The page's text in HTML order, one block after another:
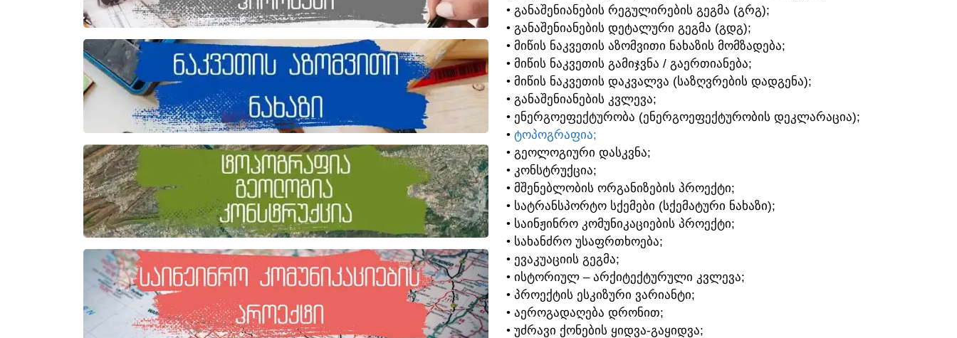
• ᲒᲐᲜᲐᲨᲔᲜᲘᲐᲜᲔᲑᲘᲡ ᲠᲔᲒᲣᲚᲘᲠᲔᲑᲘᲡ ᲒᲔᲒᲛᲐ (ᲒᲠᲒ);
• ᲒᲐᲜᲐᲨᲔᲜᲘᲐᲜᲔᲑᲘᲡ ᲓᲔᲢᲐᲚᲣᲠᲘ ᲒᲔᲒᲛᲐ (ᲒᲓᲒ);
• ᲛᲘᲬᲘᲡ ᲜᲐᲙᲕᲔᲗᲘᲡ ᲐᲖᲝᲛᲕᲘᲗᲘ ᲜᲐᲮᲐᲖᲘᲡ ᲛᲝᲛᲖᲐᲓᲔᲑᲐ;
• ᲛᲘᲬᲘᲡ ᲜᲐᲙᲕᲔᲗᲘᲡ ᲒᲐᲛᲘᲯᲕᲜᲐ / ᲒᲐᲔᲠᲗᲘᲐᲜᲔᲑᲐ;
• ᲛᲘᲬᲘᲡ ᲜᲐᲙᲕᲔᲗᲘᲡ ᲓᲐᲙᲕᲐᲚᲕᲐ (ᲡᲐᲖᲦᲕᲠᲔᲑᲘᲡ ᲓᲐᲓᲒᲔᲜᲐ);
• ᲒᲐᲜᲐᲨᲔᲜᲘᲐᲜᲔᲑᲘᲡ ᲙᲕᲚᲔᲕᲐ;
• ᲔᲜᲔᲠᲒᲝᲔᲤᲔᲥᲢᲣᲠᲝᲑᲐ (ᲔᲜᲔᲠᲒᲝᲔᲤᲔᲥᲢᲣᲠᲝᲑᲘᲡ ᲓᲔᲙᲚᲐᲠᲐᲪᲘᲐ);
• ᲢᲝᲞᲝᲒᲠᲐᲤᲘᲐ;
• ᲒᲔᲝᲚᲝᲒᲘᲣᲠᲘ ᲓᲐᲡᲙᲕᲜᲐ;
• ᲙᲝᲜᲡᲢᲠᲣᲥᲪᲘᲐ;
• ᲛᲨᲔᲜᲔᲑᲚᲝᲑᲘᲡ ᲝᲠᲒᲐᲜᲘᲖᲔᲑᲘᲡ ᲞᲠᲝᲔᲥᲢᲘ;
• ᲡᲐᲢᲠᲐᲜᲡᲞᲝᲠᲢᲝ ᲡᲥᲔᲛᲔᲑᲘ (ᲡᲥᲔᲛᲐᲢᲣᲠᲘ ᲜᲐᲮᲐᲖᲘ);
• ᲡᲐᲘᲜᲟᲘᲜᲠᲝ ᲙᲝᲛᲣᲜᲘᲙᲐᲪᲘᲔᲑᲘᲡ ᲞᲠᲝᲔᲥᲢᲘ;
• ᲡᲐᲮᲐᲜᲫᲠᲝ ᲣᲡᲐᲤᲠᲗᲮᲝᲔᲑᲐ;
• ᲔᲕᲐᲙᲣᲐᲪᲘᲘᲡ ᲒᲔᲒᲛᲐ;
• ᲘᲡᲢᲝᲠᲘᲣᲚ – ᲐᲠᲥᲘᲢᲔᲥᲢᲣᲠᲣᲚᲘ ᲙᲕᲚᲔᲕᲐ;
• ᲞᲠᲝᲔᲥᲢᲘᲡ ᲔᲡᲙᲘᲖᲣᲠᲘ ᲕᲐᲠᲘᲐᲜᲢᲘ;
• ᲐᲔᲠᲝᲒᲐᲓᲐᲦᲔᲑᲐ ᲓᲠᲝᲜᲘᲗ;
• ᲣᲫᲠᲐᲕᲘ ᲥᲝᲜᲔᲑᲘᲡ ᲧᲘᲓᲕᲐ-ᲒᲐᲧᲘᲓᲕᲐ;